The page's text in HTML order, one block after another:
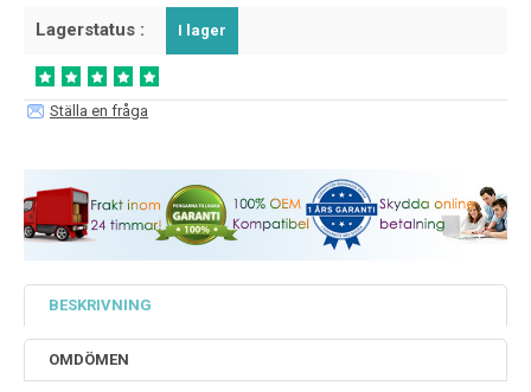
Lagerstatus : I lager
Ställa en fråga
BESKRIVNING
OMDÖMEN